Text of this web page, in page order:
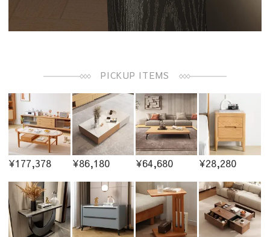
PICKUP ITEMS
¥177,378 ¥86,180 ¥64,680 ¥28,280